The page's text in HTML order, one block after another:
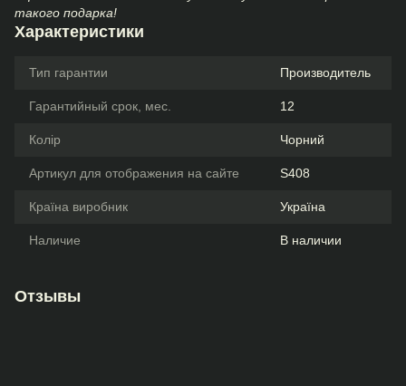
такого подарка!
Характеристики
Тип гарантии Производитель
Гарантийный срок, мес. 12
Колір Чорний
Артикул для отображения на сайте S408
Країна виробник Україна
Наличие В наличии
Отзывы